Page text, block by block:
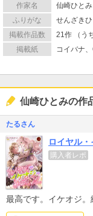
作家名
仙崎ひとみ
ふりがな
せんざき
掲載作品数
21作 （う
掲載紙
コイバナ
仙崎ひとみの作
たるさん
ロイヤル・
購入者レポ
最高です。イケオジ。